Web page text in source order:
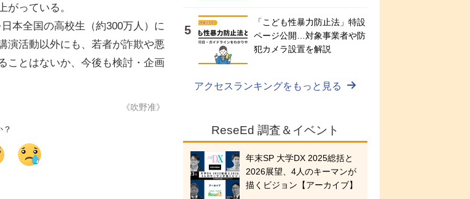
がっている。
本全国の高校生（約300万人）に
演活動以外にも、若者が詐欺や悪
ことはないか、今後も検討・企画
《吹野准》
「こども性暴力防止法」特設
ページ公開…対象事業者や防
犯カメラ設置を解説
アクセスランキングをもっと見る
ReseEd 調査＆イベント
年末SP 大学DX 2025総括と
2026展望、4人のキーマンが
描くビジョン【アーカイブ】